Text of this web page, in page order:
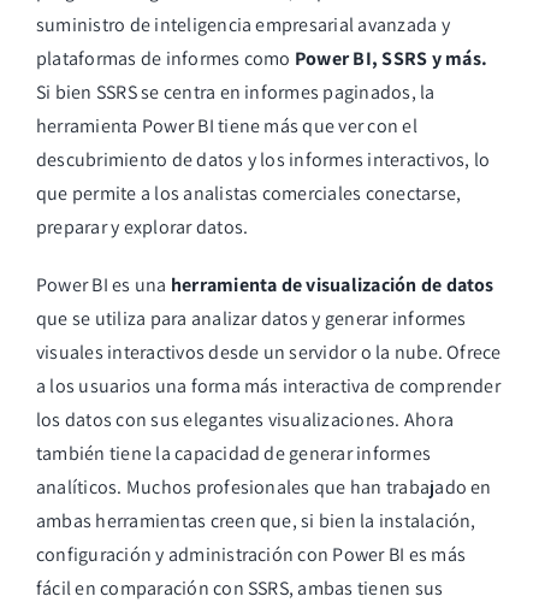
suministro de inteligencia empresarial avanzada y
plataformas de informes como Power BI, SSRS y más.
Si bien SSRS se centra en informes paginados, la
herramienta Power BI tiene más que ver con el
descubrimiento de datos y los informes interactivos, lo
que permite a los analistas comerciales conectarse,
preparar y explorar datos.
Power BI es una herramienta de visualización de datos
que se utiliza para analizar datos y generar informes
visuales interactivos desde un servidor o la nube. Ofrece
a los usuarios una forma más interactiva de comprender
los datos con sus elegantes visualizaciones. Ahora
también tiene la capacidad de generar informes
analíticos. Muchos profesionales que han trabajado en
ambas herramientas creen que, si bien la instalación,
configuración y administración con Power BI es más
fácil en comparación con SSRS, ambas tienen sus